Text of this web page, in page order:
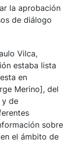
la aprobación
de diálogo
Vilca,
estaba lista
en
Merino], del
y de
sobre
el ámbito de